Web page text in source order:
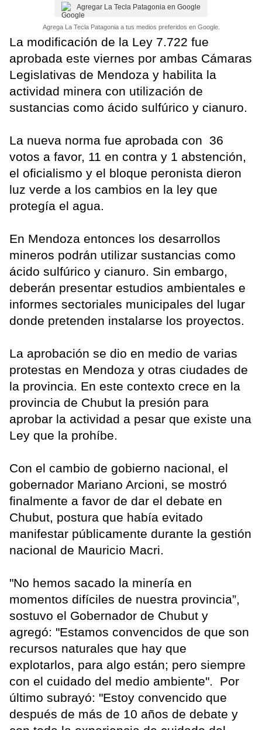
Agregar La Tecla Patagonia en Google
Agrega La Tecla Patagonia a tus medios preferidos en Google.
La modificación de la Ley 7.722 fue
aprobada este viernes por ambas Cámaras
Legislativas de Mendoza y habilita la
actividad minera con utilización de
sustancias como ácido sulfúrico y cianuro.
La nueva norma fue aprobada con 36
votos a favor, 11 en contra y 1 abstención,
el oficialismo y el bloque peronista dieron
luz verde a los cambios en la ley que
protegía el agua.
En Mendoza entonces los desarrollos
mineros podrán utilizar sustancias como
ácido sulfúrico y cianuro. Sin embargo,
deberán presentar estudios ambientales e
informes sectoriales municipales del lugar
donde pretenden instalarse los proyectos.
La aprobación se dio en medio de varias
protestas en Mendoza y otras ciudades de
la provincia. En este contexto crece en la
provincia de Chubut la presión para
aprobar la actividad a pesar que existe una
Ley que la prohíbe.
Con el cambio de gobierno nacional, el
gobernador Mariano Arcioni, se mostró
finalmente a favor de dar el debate en
Chubut, postura que había evitado
manifestar públicamente durante la gestión
nacional de Mauricio Macri.
"No hemos sacado la minería en
momentos difíciles de nuestra provincia”,
sostuvo el Gobernador de Chubut y
agregó: "Estamos convencidos de que son
recursos naturales que hay que
explotarlos, para algo están; pero siempre
con el cuidado del medio ambiente". Por
último subrayó: "Estoy convencido que
después de más de 10 años de debate y